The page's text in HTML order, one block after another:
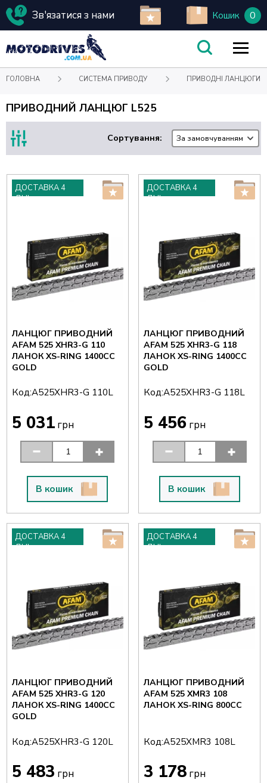
Зв'язатися з нами Кошик 0
ГОЛОВНА СИСТЕМА ПРИВОДУ ПРИВОДНІ ЛАНЦЮГИ
ПРИВОДНИЙ ЛАНЦЮГ L525
Сортування: За замовчуванням
ДОСТАВКА 4
ДНІ
ЛАНЦЮГ ПРИВОДНИЙ
AFAM 525 XHR3-G 110
ЛАНОК XS-RING 1400CC
GOLD
Код:A525XHR3-G 110L
5 031грн
В кошик
ДОСТАВКА 4
ДНІ
ЛАНЦЮГ ПРИВОДНИЙ
AFAM 525 XHR3-G 118
ЛАНОК XS-RING 1400CC
GOLD
Код:A525XHR3-G 118L
5 456 грн
В кошик
ДОСТАВКА 4
ДНІ
ЛАНЦЮГ ПРИВОДНИЙ
AFAM 525 XHR3-G 120
ЛАНОК XS-RING 1400CC
GOLD
Код:A525XHR3-G 120L
5 483 грн
ДОСТАВКА 4
ДНІ
ЛАНЦЮГ ПРИВОДНИЙ
AFAM 525 XMR3 108
ЛАНОК XS-RING 800CC
Код:A525XMR3 108L
3 178 грн